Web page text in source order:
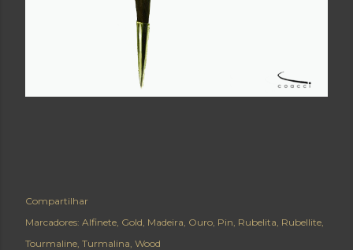
Compartilhar
Marcadores: Alfinete Gold Madeira Ouro Pin Rubelita Rubellite
Tourmaline Turmalina Wood